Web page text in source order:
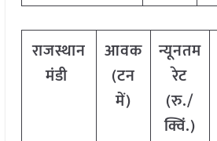
राजस्थान
मंडी
आवक
(टन
में)
न्यूनतम
रेट
(रु./
क्विं.)